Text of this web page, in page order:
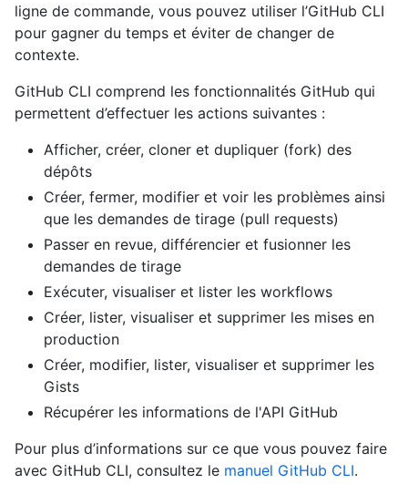
ligne de commande, vous pouvez utiliser l’GitHub CLI
pour gagner du temps et éviter de changer de
contexte.
GitHub CLI comprend les fonctionnalités GitHub qui
permettent d’effectuer les actions suivantes :
Afficher, créer, cloner et dupliquer (fork) des
dépôts
Créer, fermer, modifier et voir les problèmes ainsi
que les demandes de tirage (pull requests)
Passer en revue, différencier et fusionner les
demandes de tirage
Exécuter, visualiser et lister les workflows
Créer, lister, visualiser et supprimer les mises en
production
Créer, modifier, lister, visualiser et supprimer les
Gists
Récupérer les informations de l'API GitHub
Pour plus d’informations sur ce que vous pouvez faire
avec GitHub CLI, consultez le manuel GitHub CLI.